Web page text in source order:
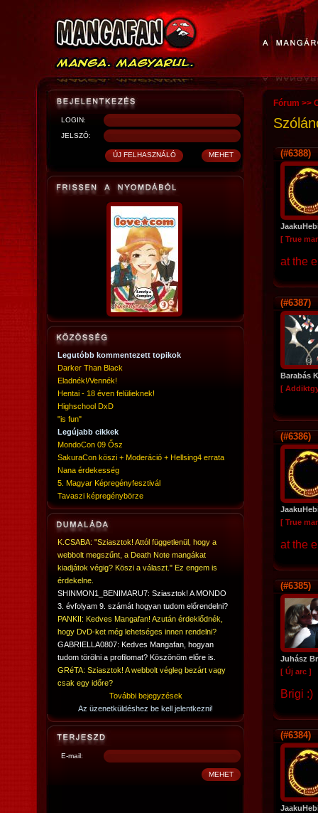
LOGIN:
JELSZÓ:
Legutóbb kommentezett topikok
Darker Than Black
Eladnék!/Vennék!
Hentai - 18 éven felülieknek!
Highschool DxD
"is fun"
Legújabb cikkek
MondoCon 09 Ősz
SakuraCon köszi + Moderáció + Hellsing4 errata
Nana érdekesség
5. Magyar Képregényfesztivál
Tavaszi képregénybörze
K.CSABA: "Sziasztok! Attól függetlenül, hogy a
webbolt megszűnt, a Death Note mangákat
kiadjátok végig? Köszi a választ." Ez engem is
érdekelne.
SHINMON1_BENIMARU7: Sziasztok! A MONDO
3. évfolyam 9. számát hogyan tudom előrendelni?
PANKII: Kedves Mangafan! Azután érdeklődnék,
hogy DvD-ket még lehetséges innen rendelni?
GABRIELLA0807: Kedves Mangafan, hogyan
tudom törölni a profilomat? Köszönöm előre is.
GRéTA: Sziasztok! A webbolt végleg bezárt vagy
csak egy időre?
További bejegyzések
Az üzenetküldéshez be kell jelentkezni!
E-mail:
Fórum >>
(#6388)
[ True
at the
(#6387)
Barabás
[
(#6386)
[ True
at the
(#6385)
Juhász
[ Új arc ]
Brigi :)
(#6384)